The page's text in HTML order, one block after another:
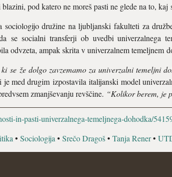
pod katero ne moreš pasti ne glede na to, kaj
sociologijo družine na ljubljanski fakulteti za
se socialni transferji ob uvedbi univerzalnega
odvzeta, ampak skrita v univerzalnem temeljnem
se že dolgo zavzemamo za univerzalni temeljni
med drugim izpostavila italijanski model
zmanjševanju revščine. “Kolikor berem, je
in-pasti-univerzalnega-temeljnega-dohodka/
• Sociologija • Srečo Dragoš• Tanja Rener•